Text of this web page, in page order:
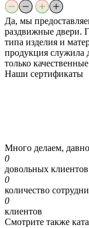
Да, мы
раздвижные двери.
типа изделия и
продукция служила
только
Наши сертификаты
Много делаем,
0
довольных клиентов
0
количество
0
клиентов
Смотрите также